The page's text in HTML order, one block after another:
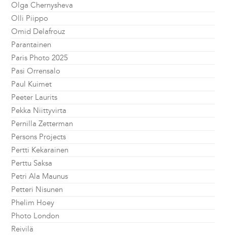
Olga Chernysheva
Olli Piippo
Omid Delafrouz
Parantainen
Paris Photo 2025
Pasi Orrensalo
Paul Kuimet
Peeter Laurits
Pekka Niittyvirta
Pernilla Zetterman
Persons Projects
Pertti Kekarainen
Perttu Saksa
Petri Ala Maunus
Petteri Nisunen
Phelim Hoey
Photo London
Reivilä